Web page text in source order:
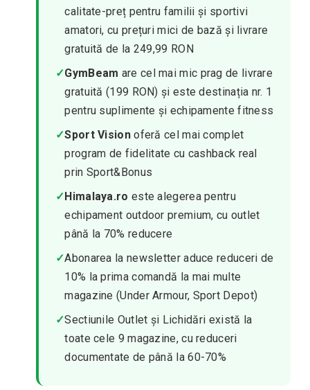
calitate-preț pentru familii și sportivi
amatori, cu prețuri mici de bază și livrare
gratuită de la 249,99 RON
✓GymBeam are cel mai mic prag de livrare
gratuită (199 RON) și este destinația nr. 1
pentru suplimente și echipamente fitness
✓Sport Visionoferă cel mai complet
program de fidelitate cu cashback real
prin Sport&Bonus
✓Himalaya.ro este alegerea pentru
echipament outdoor premium, cu outlet
până la 70% reducere
✓Abonarea la newsletter aduce reduceri de
10% la prima comandă la mai multe
magazine (Under Armour, Sport Depot)
✓Sectiunile Outlet și Lichidări există la
toate cele 9 magazine, cu reduceri
documentate de până la 60-70%